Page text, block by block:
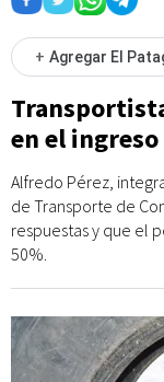
+ Agregar El
en el
Alfredo Pérez,
de Transporte de
respuestas y que el
50%.